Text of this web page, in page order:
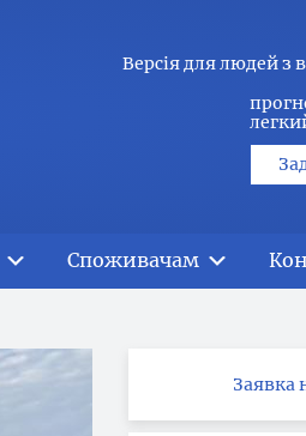
Версія для людей з
Споживачам
Заявка